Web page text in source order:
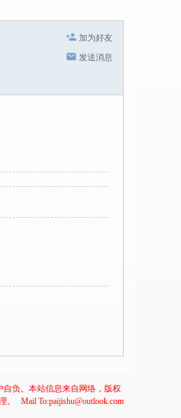
加为好友
发送消息
负。本站信息来自网络，版权
。
Mail To:paijishu@outlook.com